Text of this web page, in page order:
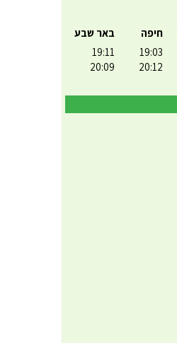
חיפה
19:03
20:12
באר שבע
19:11
20:09